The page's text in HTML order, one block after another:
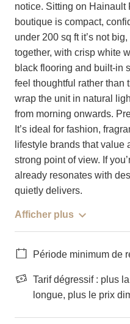
notice. Sitting on Hainault
boutique is compact,
under 200 sq ft it’s not
together, with crisp white
black flooring and built-in
feel thoughtful rather than
wrap the unit in natural
from morning onwards.
It’s ideal for fashion,
lifestyle brands that value
strong point of view. If
already resonates with
quietly delivers.
Afficher plus
Période minimum de
Tarif dégressif : plus
longue, plus le prix